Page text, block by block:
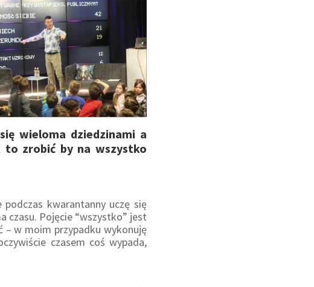
wieloma dziedzinami a
to zrobić by na wszystko
kwarantanny uczę się
czasu. Pojęcie “wszystko” jest
– w moim przypadku wykonuję
czasem coś wypada,